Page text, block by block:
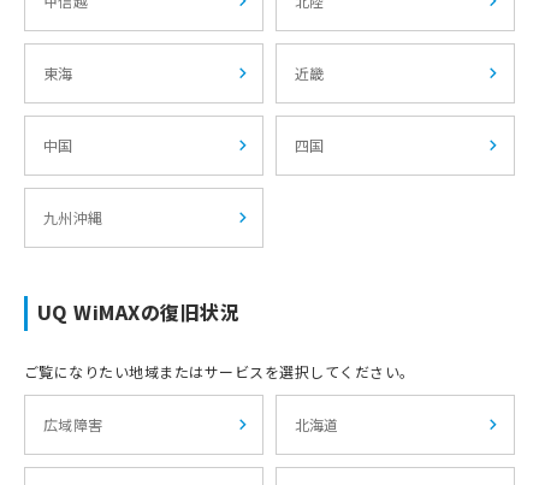
東海 近畿
中国 四国
九州沖縄
UQ WiMAXの復旧状況
ご覧になりたい地域またはサービスを選択してください。
広域障害 北海道